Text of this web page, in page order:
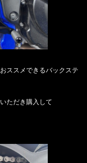
ススメできるバックステ
ただき購入して